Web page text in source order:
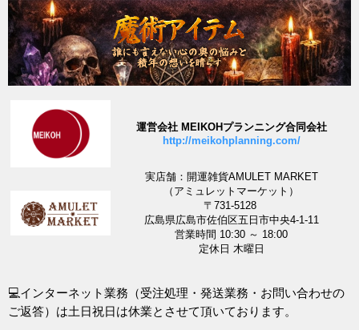
運営会社 MEIKOHプランニング合同会社
http://meikohplanning.com/
実店舗：開運雑貨AMULET MARKET
（アミュレットマーケット）
〒731-5128
広島県広島市佐伯区五日市中央4-1-11
営業時間 10:30 ～ 18:00
定休日 木曜日
💻インターネット業務（受注処理・発送業務・お問い合わせの
ご返答）は土日祝日は休業とさせて頂いております。